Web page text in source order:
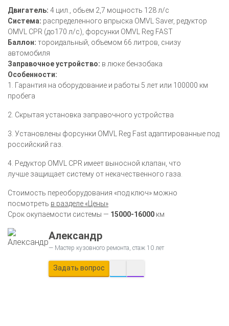
Двигатель: 4 цил., обьем 2,7 мощность 128 л/с
Система: распределенного впрыска OMVL Saver, редуктор
OMVL CPR (до170 л/с), форсунки OMVL Reg FAST
Баллон: тороидальный, объемом 66 литров, снизу
автомобиля
Заправочное устройство: в люке бензобака
Особенности:
1. Гарантия на оборудование и работы 5 лет или 100000 км
пробега
2. Скрытая установка заправочного устройства
3. Установлены форсунки OMVL Reg Fast адаптированные под
российский газ.
4. Редуктор OMVL CPR имеет выносной клапан, что
лучше защищает систему от некачественного газа.
Стоимость переоборудования «под ключ» можно
посмотреть в разделе «Цены»
Срок окупаемости системы — 15000-16000 км
Александр
Мастер кузовного ремонта, стаж 10 лет
Задать вопрос